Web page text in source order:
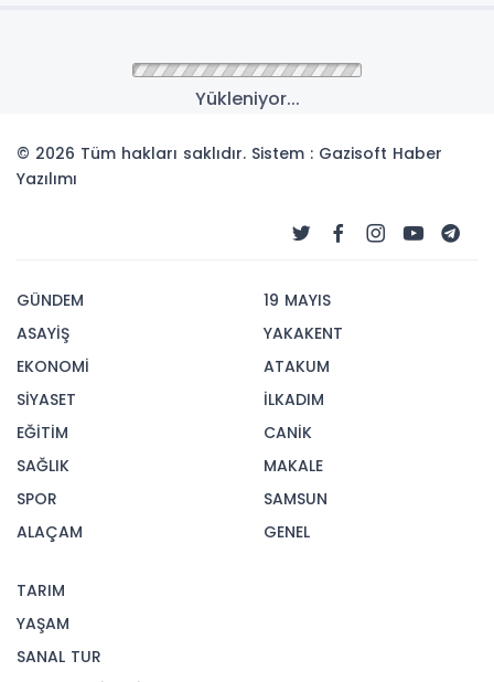
Yükleniyor...
© 2026 Tüm hakları saklıdır. Sistem : Gazisoft Haber
Yazılımı
GÜNDEM
ASAYİŞ
EKONOMİ
SİYASET
EĞİTİM
SAĞLIK
SPOR
ALAÇAM
19 MAYIS
YAKAKENT
ATAKUM
İLKADIM
CANİK
MAKALE
SAMSUN
GENEL
TARIM
YAŞAM
SANAL TUR